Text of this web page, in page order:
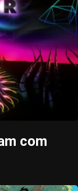
com